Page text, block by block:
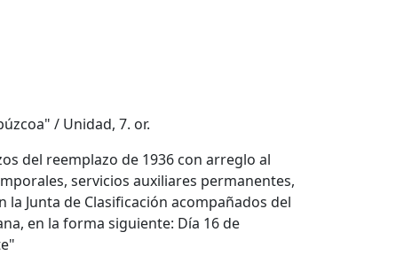
/ Unidad, 7. or.
del reemplazo de 1936 con arreglo al
servicios auxiliares permanentes,
Junta de Clasificación acompañados del
en la forma siguiente: Día 16 de